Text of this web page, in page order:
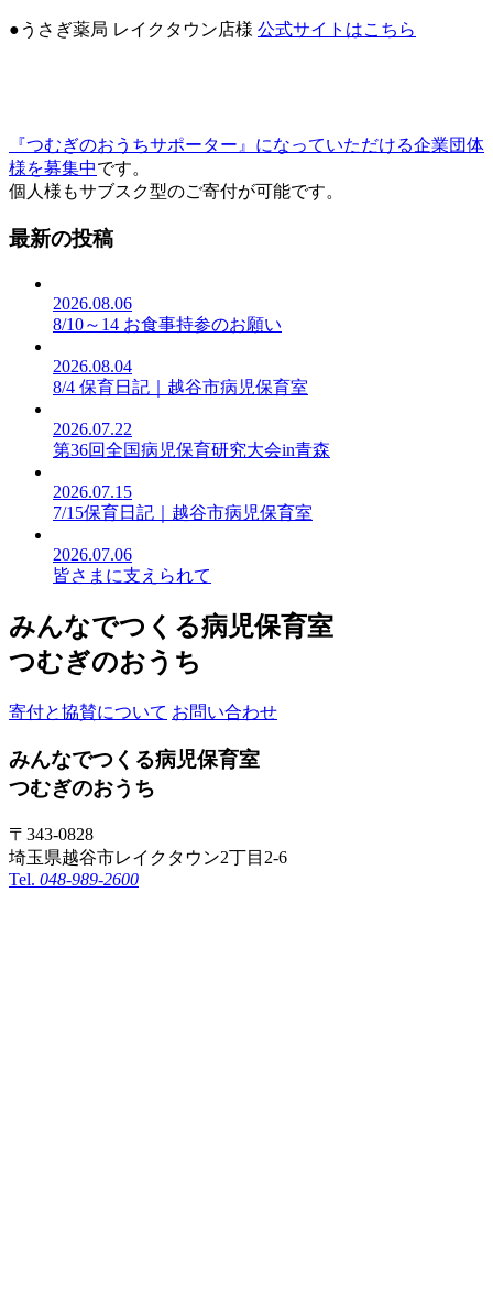
●うさぎ薬局 レイクタウン店様 公式サイトはこちら
『つむぎのおうちサポーター』になっていただける企業団体
様を募集中です。
個人様もサブスク型のご寄付が可能です。
最新の投稿
2026.08.06
8/10～14 お食事持参のお願い
2026.08.04
8/4 保育日記｜越谷市病児保育室
2026.07.22
第36回全国病児保育研究大会in青森
2026.07.15
7/15保育日記｜越谷市病児保育室
2026.07.06
皆さまに支えられて
みんなでつくる病児保育室
つむぎのおうち
寄付と協賛について お問い合わせ
みんなでつくる病児保育室
つむぎのおうち
〒343-0828
埼玉県越谷市レイクタウン2丁目2-6
Tel. 048-989-2600